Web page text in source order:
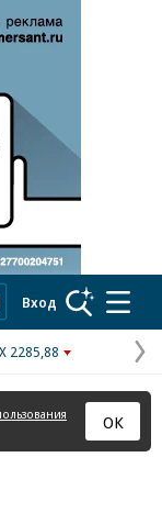
ad
Вход
2285,88
ОК